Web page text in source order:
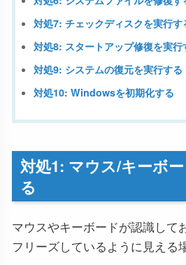
対処7: チェックディスクを実行す
対処8: スタートアップ修復を実行
対処9: システムの復元を実行する
対処10: Windowsを初期化する
対処1: マウス/キーボ
る
マウスやキーボードが認識して
フリーズしているように見える